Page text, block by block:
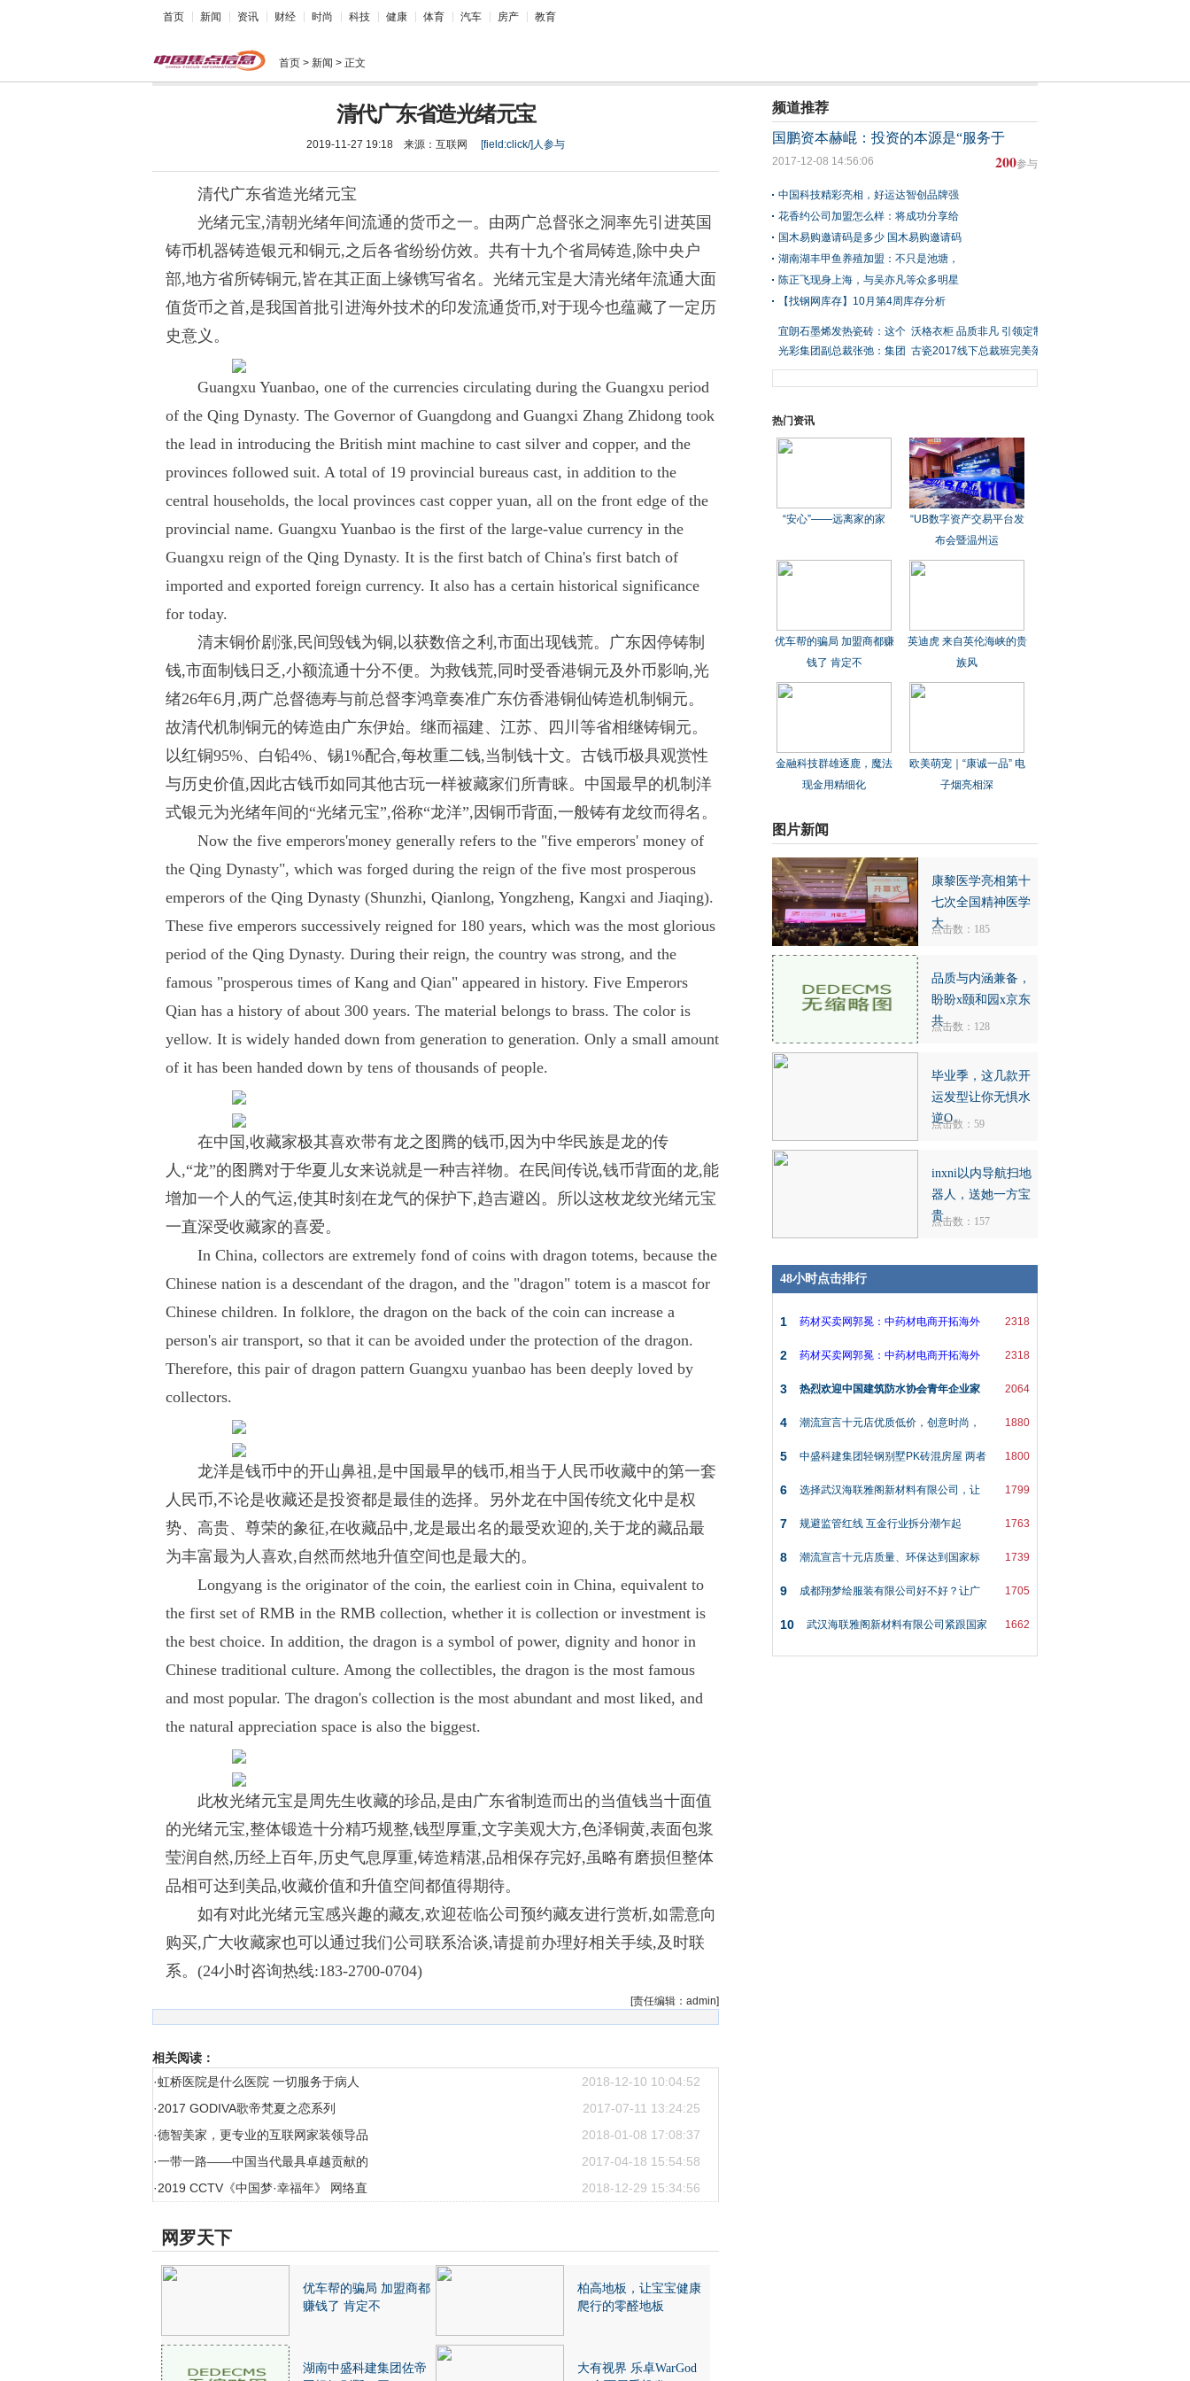
首页 新闻 资讯 财经 时尚 科技 健康 体育 汽车 房产 教育
首页 > 新闻 > 正文
清代广东省造光绪元宝
2019-11-27 19:18 来源： 互联网 [field:click/] 人参与
清代广东省造光绪元宝
光绪元宝,清朝光绪年间流通的货币之一。由两广总督张之洞率先引进英国
铸币机器铸造银元和铜元,之后各省纷纷仿效。共有十九个省局铸造,除中央户
部,地方省所铸铜元,皆在其正面上缘镌写省名。光绪元宝是大清光绪年流通大面
值货币之首,是我国首批引进海外技术的印发流通货币,对于现今也蕴藏了一定历
史意义。
Guangxu Yuanbao, one of the currencies circulating during the Guangxu period
of the Qing Dynasty. The Governor of Guangdong and Guangxi Zhang Zhidong took
the lead in introducing the British mint machine to cast silver and copper, and the
provinces followed suit. A total of 19 provincial bureaus cast, in addition to the
central households, the local provinces cast copper yuan, all on the front edge of the
provincial name. Guangxu Yuanbao is the first of the large-value currency in the
Guangxu reign of the Qing Dynasty. It is the first batch of China's first batch of
imported and exported foreign currency. It also has a certain historical significance
for today.
清末铜价剧涨,民间毁钱为铜,以获数倍之利,市面出现钱荒。广东因停铸制
钱,市面制钱日乏,小额流通十分不便。为救钱荒,同时受香港铜元及外币影响,光
绪26年6月,两广总督德寿与前总督李鸿章奏准广东仿香港铜仙铸造机制铜元。
故清代机制铜元的铸造由广东伊始。继而福建、江苏、四川等省相继铸铜元。
以红铜95%、白铅4%、锡1%配合,每枚重二钱,当制钱十文。古钱币极具观赏性
与历史价值,因此古钱币如同其他古玩一样被藏家们所青睐。中国最早的机制洋
式银元为光绪年间的“光绪元宝”,俗称“龙洋”,因铜币背面,一般铸有龙纹而得名。
Now the five emperors'money generally refers to the "five emperors' money of
the Qing Dynasty", which was forged during the reign of the five most prosperous
emperors of the Qing Dynasty (Shunzhi, Qianlong, Yongzheng, Kangxi and Jiaqing).
These five emperors successively reigned for 180 years, which was the most glorious
period of the Qing Dynasty. During their reign, the country was strong, and the
famous "prosperous times of Kang and Qian" appeared in history. Five Emperors
Qian has a history of about 300 years. The material belongs to brass. The color is
yellow. It is widely handed down from generation to generation. Only a small amount
of it has been handed down by tens of thousands of people.
在中国,收藏家极其喜欢带有龙之图腾的钱币,因为中华民族是龙的传
人,“龙”的图腾对于华夏儿女来说就是一种吉祥物。在民间传说,钱币背面的龙,能
增加一个人的气运,使其时刻在龙气的保护下,趋吉避凶。所以这枚龙纹光绪元宝
一直深受收藏家的喜爱。
In China, collectors are extremely fond of coins with dragon totems, because the
Chinese nation is a descendant of the dragon, and the "dragon" totem is a mascot for
Chinese children. In folklore, the dragon on the back of the coin can increase a
person's air transport, so that it can be avoided under the protection of the dragon.
Therefore, this pair of dragon pattern Guangxu yuanbao has been deeply loved by
collectors.
龙洋是钱币中的开山鼻祖,是中国最早的钱币,相当于人民币收藏中的第一套
人民币,不论是收藏还是投资都是最佳的选择。另外龙在中国传统文化中是权
势、高贵、尊荣的象征,在收藏品中,龙是最出名的最受欢迎的,关于龙的藏品最
为丰富最为人喜欢,自然而然地升值空间也是最大的。
Longyang is the originator of the coin, the earliest coin in China, equivalent to
the first set of RMB in the RMB collection, whether it is collection or investment is
the best choice. In addition, the dragon is a symbol of power, dignity and honor in
Chinese traditional culture. Among the collectibles, the dragon is the most famous
and most popular. The dragon's collection is the most abundant and most liked, and
the natural appreciation space is also the biggest.
此枚光绪元宝是周先生收藏的珍品,是由广东省制造而出的当值钱当十面值
的光绪元宝,整体锻造十分精巧规整,钱型厚重,文字美观大方,色泽铜黄,表面包浆
莹润自然,历经上百年,历史气息厚重,铸造精湛,品相保存完好,虽略有磨损但整体
品相可达到美品,收藏价值和升值空间都值得期待。
如有对此光绪元宝感兴趣的藏友,欢迎莅临公司预约藏友进行赏析,如需意向
购买,广大收藏家也可以通过我们公司联系洽谈,请提前办理好相关手续,及时联
系。(24小时咨询热线:183-2700-0704)
[责任编辑：admin]
相关阅读：
·虹桥医院是什么医院 一切服务于病人
2018-12-10 10:04:52
·2017 GODIVA歌帝梵夏之恋系列
2017-07-11 13:24:25
·德智美家，更专业的互联网家装领导品
2018-01-08 17:08:37
·一带一路——中国当代最具卓越贡献的
2017-04-18 15:54:58
·2019 CCTV《中国梦·幸福年》 网络直 2018-12-29 15:34:56
网罗天下
优车帮的骗局 加盟商都
赚钱了 肯定不
柏高地板，让宝宝健康
爬行的零醛地板
湖南中盛科建集团佐帝
大有视界 乐卓WarGod
频道推荐
国鹏资本赫崐：投资的本源是“服务于
200参与
2017-12-08 14:56:06
中国科技精彩亮相，好运达智创品牌强
花香约公司加盟怎么样：将成功分享给
国木易购邀请码是多少 国木易购邀请码
湖南湖丰甲鱼养殖加盟：不只是池塘，
陈正飞现身上海，与吴亦凡等众多明星
【找钢网库存】10月第4周库存分析
宜朗石墨烯发热瓷砖：这个
冬天把温暖
沃格衣柜 品质非凡 引领定制
家居行业
光彩集团副总裁张弛：集团
将大举进军
古瓷2017线下总裁班完美落
幕 全国大会
热门资讯
“安心”——远离家的家
“UB数字资产交易平台发
布会暨温州运
优车帮的骗局 加盟商都赚
钱了 肯定不
英迪虎 来自英伦海峡的贵
族风
金融科技群雄逐鹿，魔法
现金用精细化
欧美萌宠｜“康诚一品” 电
子烟亮相深
图片新闻
康黎医学亮相第十
七次全国精神医学
大
点击数：185
品质与内涵兼备，
盼盼x颐和园x京东
共
点击数：128
毕业季，这几款开
运发型让你无惧水
逆O
点击数：59
inxni以内导航扫地
器人，送她一方宝
贵
点击数：157
48小时点击排行
2318
1 药材买卖网郭冕：中药材电商开拓海外
2318
2 药材买卖网郭冕：中药材电商开拓海外
2064
3 热烈欢迎中国建筑防水协会青年企业家
1880
4 潮流宣言十元店优质低价，创意时尚，
1800
5 中盛科建集团轻钢别墅PK砖混房屋 两者
1799
6 选择武汉海联雅阁新材料有限公司，让
1763
7 规避监管红线 互金行业拆分潮乍起
1739
8 潮流宣言十元店质量、环保达到国家标
1705
9 成都翔梦绘服装有限公司好不好？让广
1662
10 武汉海联雅阁新材料有限公司紧跟国家